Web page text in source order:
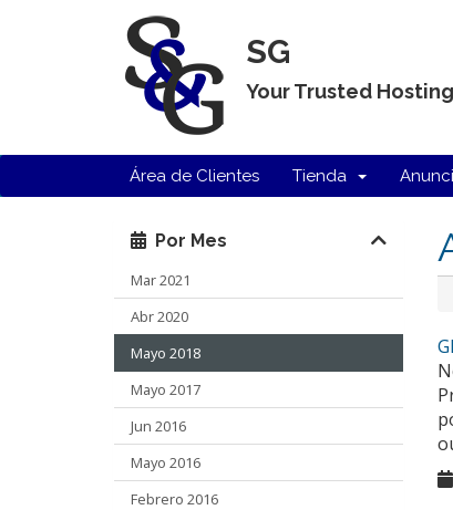
SG
Your Trusted
Área de Clientes Tienda
Por Mes
Mar 2021
Abr 2020
Mayo 2018
Mayo 2017
Jun 2016
Mayo 2016
Febrero 2016